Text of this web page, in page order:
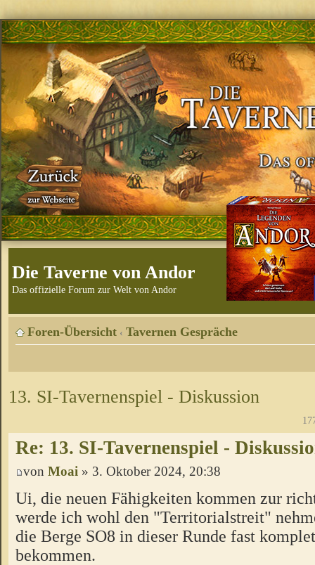
Die Taverne von Andor
Das offizielle Forum zur Welt von Andor
Foren-Übersicht ‹ Tavernen Gespräche
13. SI-Tavernenspiel - Diskussion
Re: 13. SI-Tavernenspiel -
von Moai » 3. Oktober 2024, 20:38
Ui, die neuen Fähigkeiten kommen zur
werde ich wohl den "Territorialstreit"
die Berge SO8 in dieser Runde fast
bekommen.